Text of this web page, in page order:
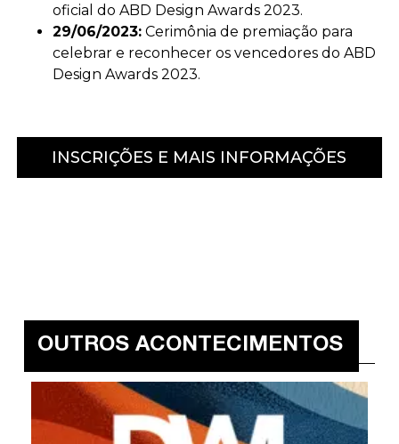
oficial do ABD Design Awards 2023.
29/06/2023:Cerimônia de premiação para
celebrar e reconhecer os vencedores do ABD
Design Awards 2023.
INSCRIÇÕES E MAIS INFORMAÇÕES
OUTROS ACONTECIMENTOS